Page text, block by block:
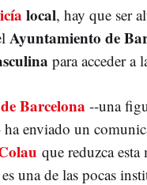
local, hay que ser
Ayuntamiento de
para acceder a
Barcelona --una
enviado un
que reduzca
es una de las pocas